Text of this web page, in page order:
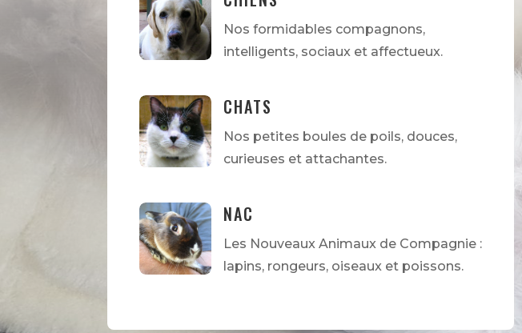
Nos formidables compagnons,
intelligents, sociaux et affectueux.
CHATS
Nos petites boules de poils, douces,
curieuses et attachantes.
NAC
Les Nouveaux Animaux de Compagnie :
lapins, rongeurs, oiseaux et poissons.